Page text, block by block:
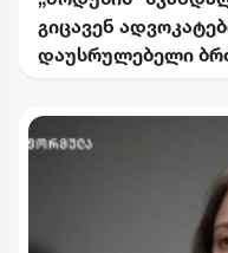
გიცავენ
დაუსრულებელი